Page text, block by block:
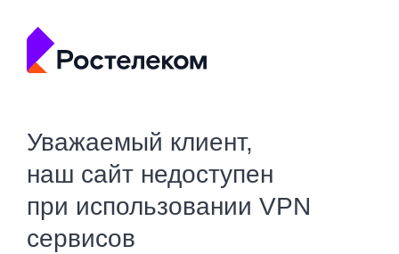
Уважаемый клиент,
наш сайт недоступен
при использовании VPN
сервисов